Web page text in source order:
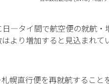
―タイ間で航空便の就航・
より増加すると見込まれて
幌直行便を再就航すること